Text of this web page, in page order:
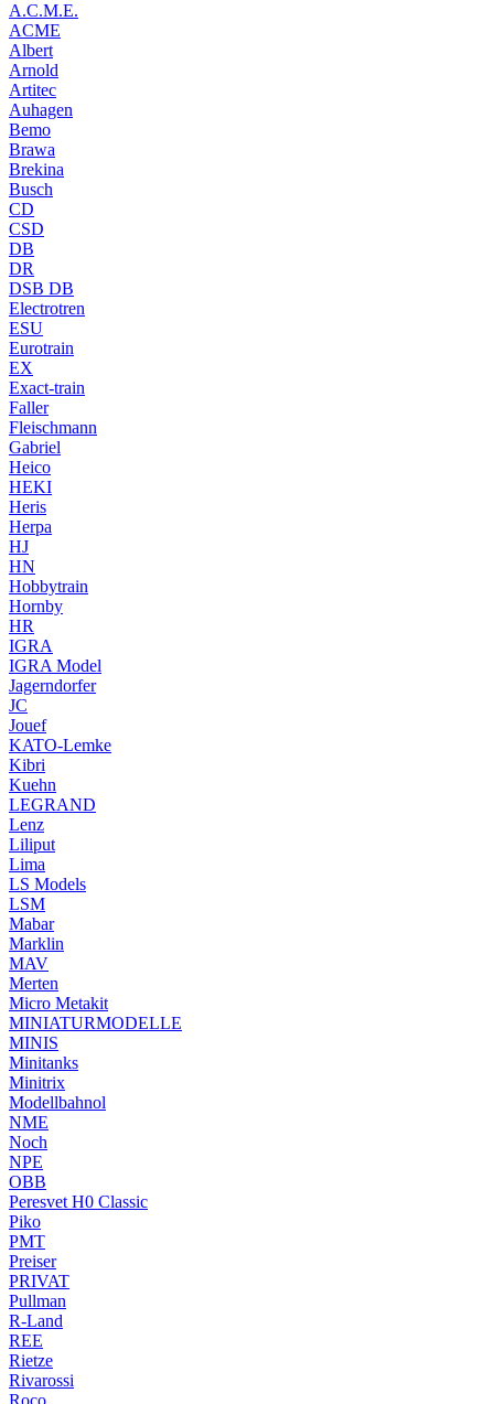
A.C.M.E.
ACME
Albert
Arnold
Artitec
Auhagen
Bemo
Brawa
Brekina
Busch
CD
CSD
DB
DR
DSB DB
Electrotren
ESU
Eurotrain
EX
Exact-train
Faller
Fleischmann
Gabriel
Heico
HEKI
Heris
Herpa
HJ
HN
Hobbytrain
Hornby
HR
IGRA
IGRA Model
Jagerndorfer
JC
Jouef
KATO-Lemke
Kibri
Kuehn
LEGRAND
Lenz
Liliput
Lima
LS Models
LSM
Mabar
Marklin
MAV
Merten
Micro Metakit
MINIATURMODELLE
MINIS
Minitanks
Minitrix
Modellbahnol
NME
Noch
NPE
OBB
Peresvet H0 Classic
Piko
PMT
Preiser
PRIVAT
Pullman
R-Land
REE
Rietze
Rivarossi